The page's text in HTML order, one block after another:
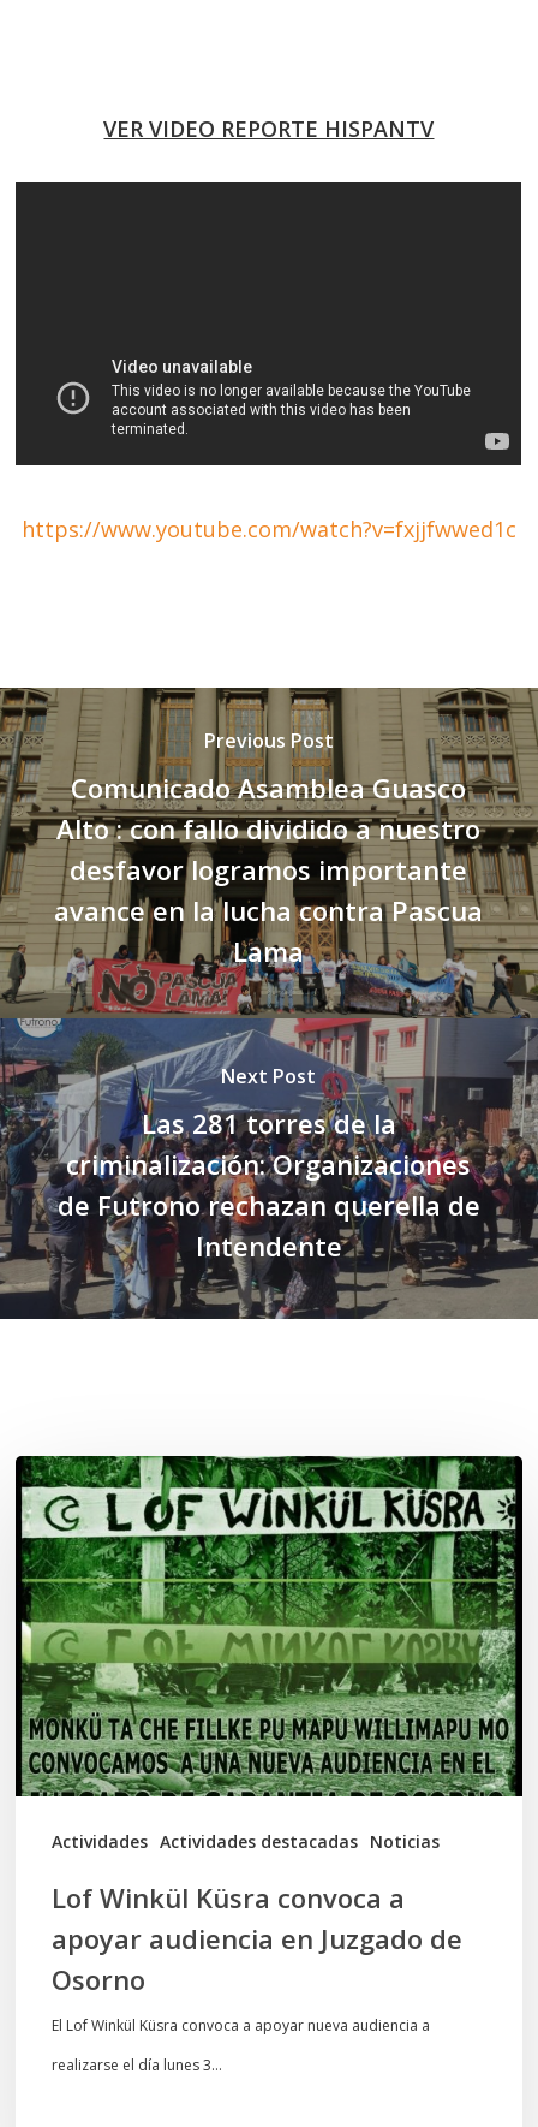
VER VIDEO REPORTE HISPANTV
https://www.youtube.com/watch?v=fxjjfwwed1c
Previous Post
Comunicado Asamblea Guasco
Alto : con fallo dividido a nuestro
desfavor logramos importante
avance en la lucha contra Pascua
Lama
Next Post
Las 281 torres de la
criminalización: Organizaciones
de Futrono rechazan querella de
Intendente
Actividades Actividades destacadas Noticias
Lof
Winkül
Küsra
convoca
a
apoyar
audiencia
en
Juzgado
Lof Winkül Küsra convoca a
apoyar audiencia en Juzgado de
Osorno
El Lof Winkül Küsra convoca a apoyar nueva audiencia a
realizarse el día lunes 3…